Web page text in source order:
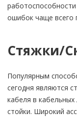
ошибок чаще всего
Стяжки/
Популярным
сегодня являются
кабеля в кабельных
стойки. Широкий